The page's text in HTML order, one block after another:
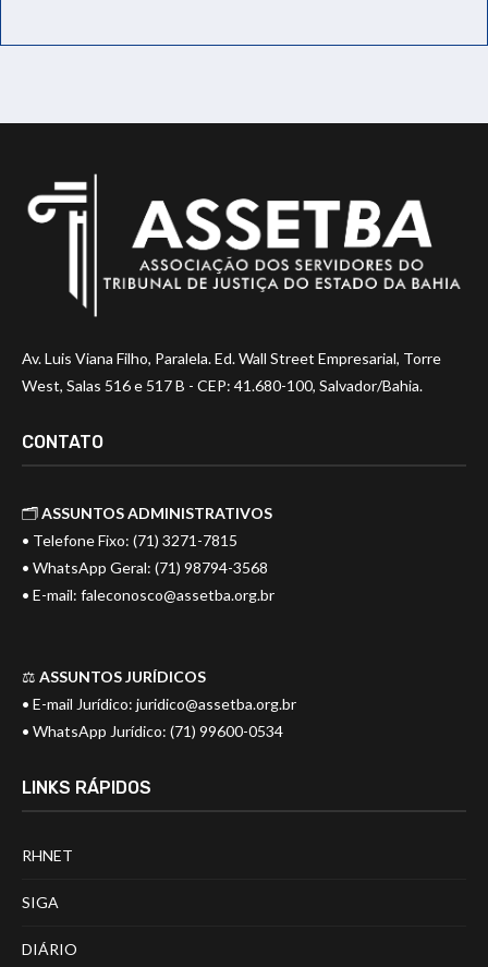
Av. Luis Viana Filho, Paralela. Ed. Wall Street Empresarial, Torre
West, Salas 516 e 517 B - CEP: 41.680-100, Salvador/Bahia.
CONTATO
🗂️ASSUNTOS ADMINISTRATIVOS
• Telefone Fixo: (71) 3271-7815
• WhatsApp Geral: (71) 98794-3568
• E-mail: faleconosco@assetba.org.br
⚖️ ASSUNTOS JURÍDICOS
• E-mail Jurídico: juridico@assetba.org.br
• WhatsApp Jurídico: (71) 99600-0534
LINKS RÁPIDOS
RHNET
SIGA
DIÁRIO